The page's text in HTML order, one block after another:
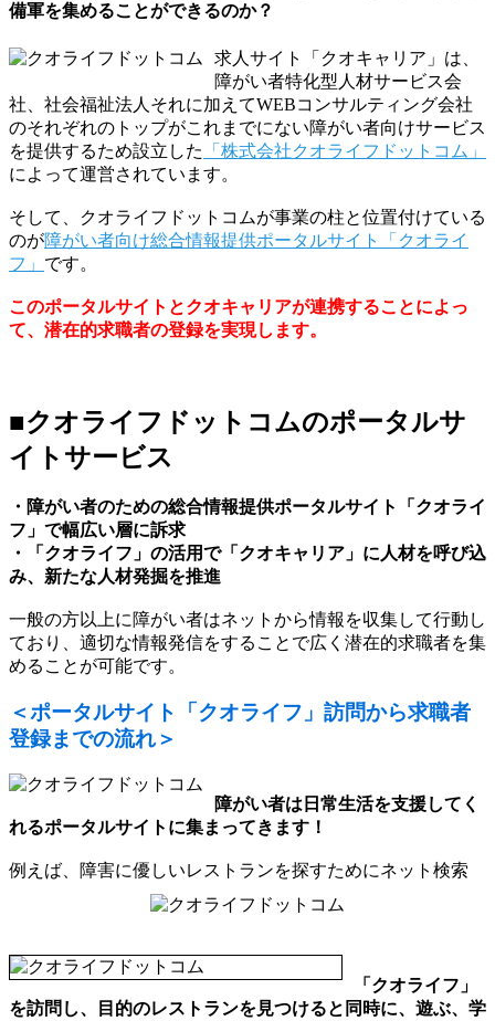
備軍を集めることができるのか？
求人サイト「クオキャリア」は、
障がい者特化型人材サービス会
社、社会福祉法人それに加えてWEBコンサルティング会社
のそれぞれのトップがこれまでにない障がい者向けサービス
を提供するため設立した
「株式会社クオライフドットコム」
によって運営されています。
そして、クオライフドットコムが事業の柱と位置付けている
のが障がい者向け総合情報提供ポータルサイト「クオライ
フ」 です。
このポータルサイトとクオキャリアが連携することによっ
て、潜在的求職者の登録を実現します。
■クオライフドットコムのポータルサ
イトサービス
・障がい者のための総合情報提供ポータルサイト「クオライ
フ」で幅広い層に訴求
・「クオライフ」の活用で「クオキャリア」に人材を呼び込
み、新たな人材発掘を推進
一般の方以上に障がい者はネットから情報を収集して行動し
ており、適切な情報発信をすることで広く潜在的求職者を集
めることが可能です。
＜ポータルサイト「クオライフ」訪問から求職者
登録までの流れ＞
障がい者は日常生活を支援してく
れるポータルサイトに集まってきます！
例えば、障害に優しいレストランを探すためにネット検索
「クオライフ」
を訪問し、目的のレストランを見つけると同時に、遊ぶ、学